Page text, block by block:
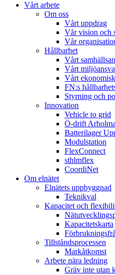
Vårt arbete
Om oss
Vårt uppdrag
Vår vision och
Vår
Hållbarhet
Vårt
Vårt
Vårt
FN:s
Styrning och
Innovation
Vehicle to grid
Ö-drift
Batterilager
Modulstation
FlexConnect
sthlmflex
CoordiNet
Om elnätet
Elnätets uppbyggnad
Teknikval
Kapacitet och
Kapacitetskarta
Tillståndsprocessen
Markåtkomst
Arbete nära ledning
Gräv inte utan